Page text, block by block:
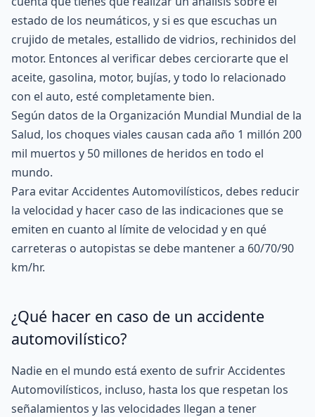
estado de los neumáticos, y si es que escuchas un
crujido de metales, estallido de vidrios, rechinidos del
motor. Entonces al verificar debes cerciorarte que el
aceite, gasolina, motor, bujías, y todo lo relacionado
con el auto, esté completamente bien.
Según datos de la Organización Mundial Mundial de la
Salud, los choques viales causan cada año 1 millón 200
mil muertos y 50 millones de heridos en todo el
mundo.
Para evitar Accidentes Automovilísticos, debes reducir
la velocidad y hacer caso de las indicaciones que se
emiten en cuanto al límite de velocidad y en qué
carreteras o autopistas se debe mantener a 60/70/90
km/hr.
¿Qué hacer en caso de un accidente
automovilístico?
Nadie en el mundo está exento de sufrir Accidentes
Automovilísticos, incluso, hasta los que respetan los
señalamientos y las velocidades llegan a tener